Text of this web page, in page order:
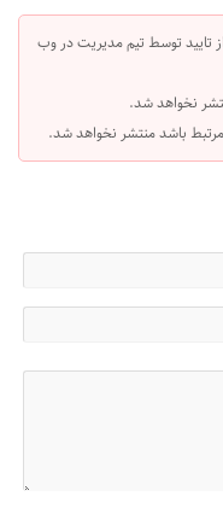
تایید توسط تیم مدیریت در وب
نخواهد شد.
مرتبط باشد منتشر نخواهد شد.